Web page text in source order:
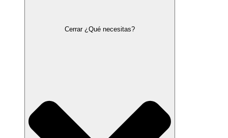
Cerrar ¿Qué necesitas?